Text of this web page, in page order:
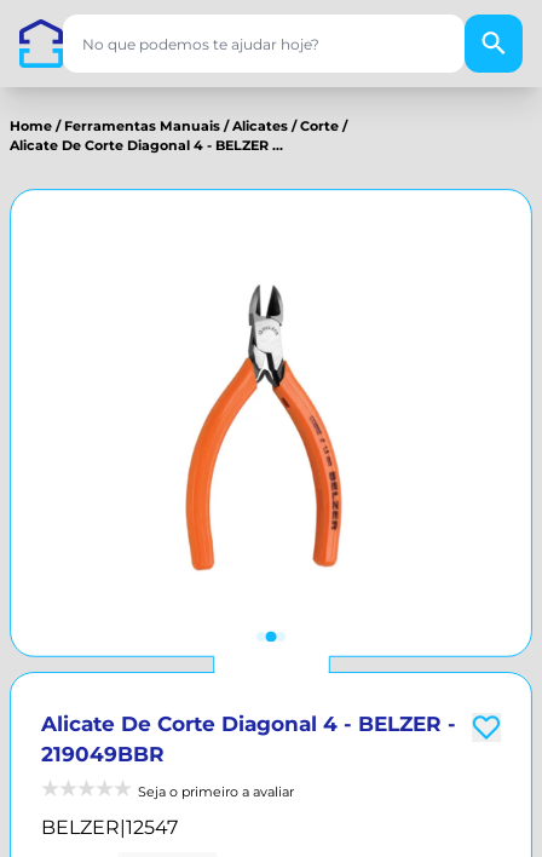
Home / Ferramentas Manuais /Alicates /Corte /
Alicate De Corte Diagonal 4 - BELZER ...
Alicate De Corte Diagonal 4 - BELZER -
219049BBR
Seja o primeiro a avaliar
BELZER|12547